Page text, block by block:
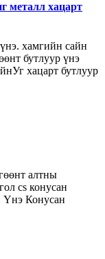
металл хацарт
хамгийн сайн
бутлуур үнэ
хацарт бутлуур
алтны
cs конусан
Үнэ Конусан